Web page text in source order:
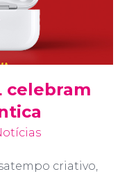
celebram
criativo,